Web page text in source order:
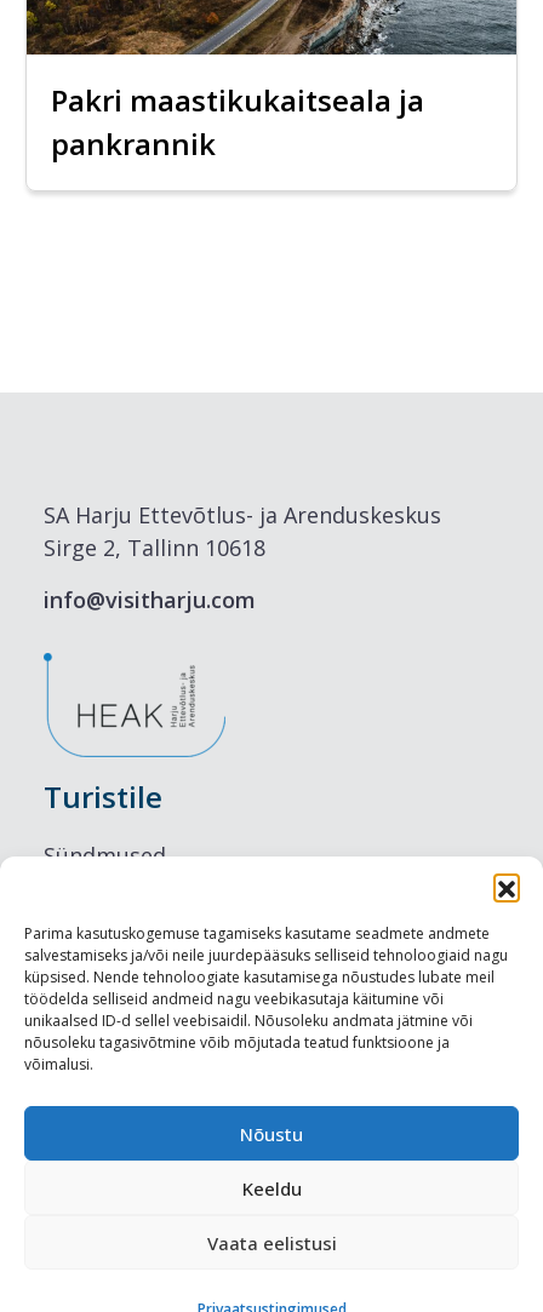
Parima kasutuskogemuse tagamiseks kasutame seadmete andmete
salvestamiseks ja/või neile juurdepääsuks selliseid tehnoloogiaid nagu
küpsised. Nende tehnoloogiate kasutamisega nõustudes lubate meil
töödelda selliseid andmeid nagu veebikasutaja käitumine või
unikaalsed ID-d sellel veebisaidil. Nõusoleku andmata jätmine või
nõusoleku tagasivõtmine võib mõjutada teatud funktsioone ja
võimalusi.
Nõustu
Keeldu
Vaata eelistusi
Pakri maastikukaitseala ja
pankrannik
SA Harju Ettevõtlus- ja Arenduskeskus
Sirge 2, Tallinn 10618
info@visitharju.com
Turistile
Sündmused
Maitseelamused
Vaatamisväärsused
Visit Tallinn
Turismiprofessionaalile
Harju-, Rapla- ja Läänemaa DMO
Meediakajastused